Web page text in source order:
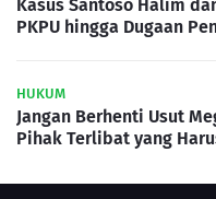
Kasus Santoso Halim
PKPU hingga Dugaan
HUKUM
Jangan Berhenti Usut
Pihak Terlibat yang